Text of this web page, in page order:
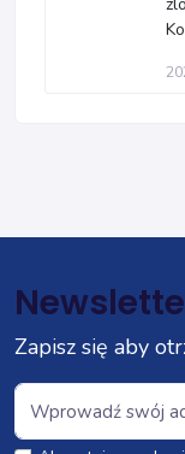
Zapisz się aby